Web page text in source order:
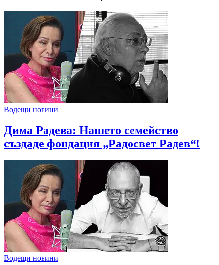
Водещи новини
Дима Радева: Нашето семейство
създаде фондация „Радосвет Радев“!
Водещи новини